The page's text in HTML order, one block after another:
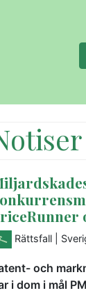
Rättsfall |
och
i dom i mål